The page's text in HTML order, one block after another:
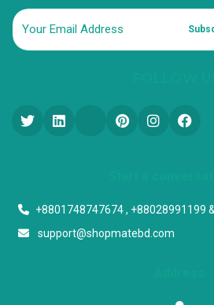
+8801748747674 , +88028991199
support@shopmatebd.com